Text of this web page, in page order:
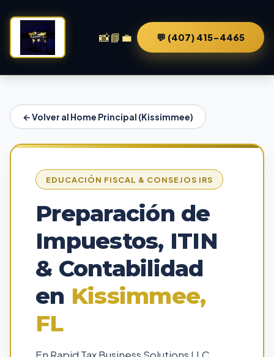
📸📘 💼 💬 (407) 415-4465
← Volver al Home Principal (Kissimmee)
EDUCACIÓN FISCAL & CONSEJOS IRS
Preparación de
Impuestos, ITIN
& Contabilidad
en Kissimmee,
FL